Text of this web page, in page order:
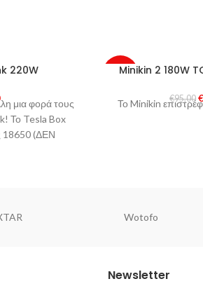
220W
μια φορά τους
Το Tesla Box
18650 (ΔΕΝ
-27%
SOLD
Minikin 2 180W
€95,00 €
Το Minikin
Wotofo
Newsletter